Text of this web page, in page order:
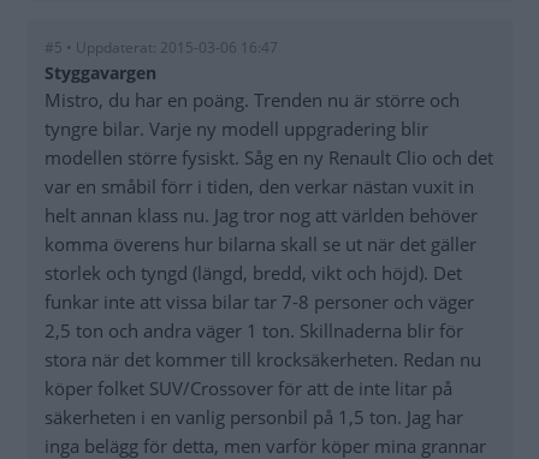
#5 • Uppdaterat: 2015-03-06 16:47
Styggavargen
Mistro, du har en poäng. Trenden nu är större och
tyngre bilar. Varje ny modell uppgradering blir
modellen större fysiskt. Såg en ny Renault Clio och det
var en småbil förr i tiden, den verkar nästan vuxit in
helt annan klass nu. Jag tror nog att världen behöver
komma överens hur bilarna skall se ut när det gäller
storlek och tyngd (längd, bredd, vikt och höjd). Det
funkar inte att vissa bilar tar 7-8 personer och väger
2,5 ton och andra väger 1 ton. Skillnaderna blir för
stora när det kommer till krocksäkerheten. Redan nu
köper folket SUV/Crossover för att de inte litar på
säkerheten i en vanlig personbil på 1,5 ton. Jag har
inga belägg för detta, men varför köper mina grannar